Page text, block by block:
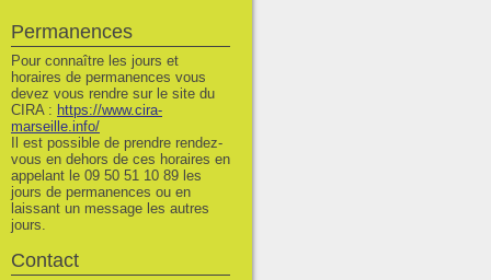
Permanences
Pour connaître les jours et
horaires de permanences vous
devez vous rendre sur le site du
CIRA : https://www.cira-
marseille.info/
Il est possible de prendre rendez-
vous en dehors de ces horaires en
appelant le 09 50 51 10 89 les
jours de permanences ou en
laissant un message les autres
jours.
Contact